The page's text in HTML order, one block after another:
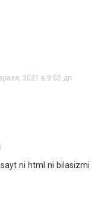
2021 в 9:52 дп
ni html ni bilasizmi